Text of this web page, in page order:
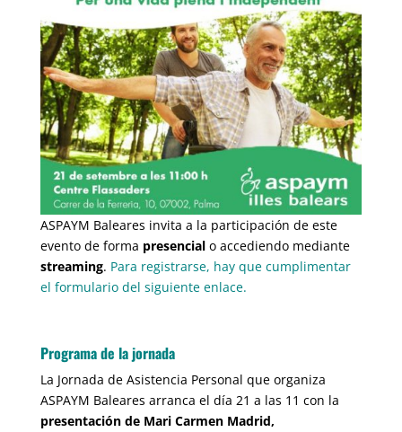
ASPAYM Baleares invita a la participación de este
evento de forma presencial o accediendo mediante
streaming. Para registrarse, hay que cumplimentar
el formulario del siguiente enlace.
Programa de la jornada
La Jornada de Asistencia Personal que organiza
ASPAYM Baleares arranca el día 21 a las 11 con la
presentación de Mari Carmen Madrid,